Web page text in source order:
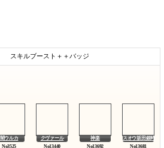
スキルブースト＋＋バッジ
闇ウルカ クヴァール 神楽 スオウ坂田銀時